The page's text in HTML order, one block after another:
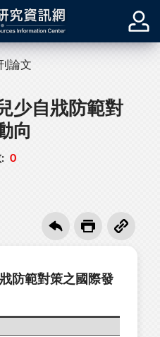
論文
少自戕防範對
向
0
防範對策之國際發